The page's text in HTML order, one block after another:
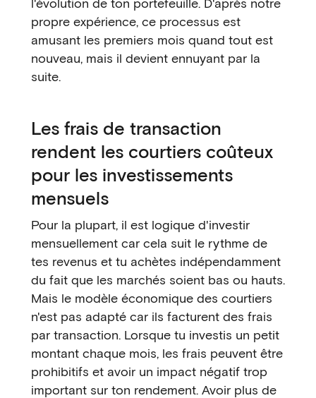
propre expérience, ce processus est
amusant les premiers mois quand tout est
nouveau, mais il devient ennuyant par la
suite.
Les frais de transaction
rendent les courtiers coûteux
pour les investissements
mensuels
Pour la plupart, il est logique d'investir
mensuellement car cela suit le rythme de
tes revenus et tu achètes indépendamment
du fait que les marchés soient bas ou hauts.
Mais le modèle économique des courtiers
n'est pas adapté car ils facturent des frais
par transaction. Lorsque tu investis un petit
montant chaque mois, les frais peuvent être
prohibitifs et avoir un impact négatif trop
important sur ton rendement. Avoir plus de